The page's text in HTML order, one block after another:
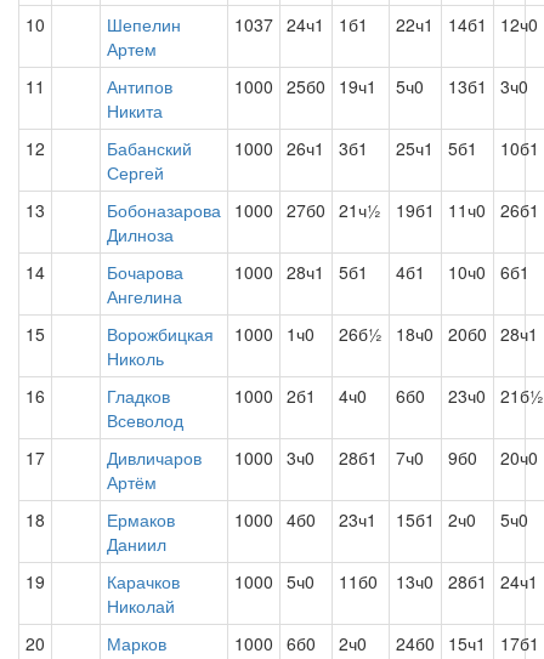
10
Шепелин
Артем
1037 24ч1 1б1 22ч1 14б1 12ч0
11
Антипов
Никита
1000 25б0 19ч1 5ч0 13б1 3ч0
12
Бабанский
Сергей
1000 26ч1 3б1 25ч1 5б1 10б1
13
Бобоназарова
Дилноза
1000 27б0 21ч½ 19б1 11ч0 26б1
14
Бочарова
Ангелина
1000 28ч1 5б1 4б1 10ч0 6б1
15
Ворожбицкая
Николь
1000 1ч0 26б½ 18ч0 20б0 28ч1
16
Гладков
Всеволод
1000 2б1 4ч0 6б0 23ч0 21б½
17
Дивличаров
Артём
1000 3ч0 28б1 7ч0 9б0 20ч0
18
Ермаков
Даниил
1000 4б0 23ч1 15б1 2ч0 5ч0
19
Карачков
Николай
1000 5ч0 11б0 13ч0 28б1 24ч1
20
Марков
1000 6б0 2ч0 24б0 15ч1 17б1